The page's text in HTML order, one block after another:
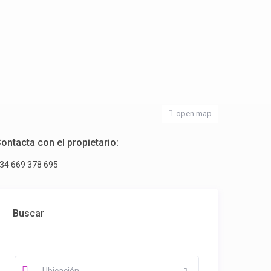
open map
con el propietario:
669 378 695
Buscar